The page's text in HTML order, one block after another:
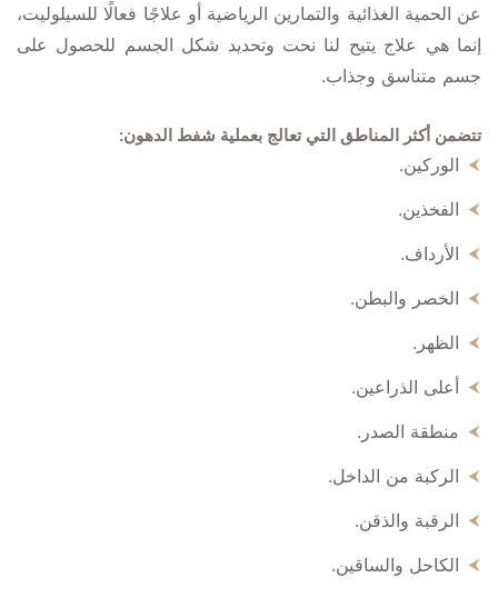
عن الحمية الغذائية والتمارين الرياضية أو علاجًا فعالًا للسيلوليت،
إنما هي علاج يتيح لنا نحت وتحديد شكل الجسم للحصول على
جسم متناسق وجذاب.
تتضمن أكثر المناطق التي تعالج بعملية شفط الدهون:
الوركين.
الفخذين.
الأرداف.
الخصر والبطن.
الظهر.
أعلى الذراعين.
منطقة الصدر.
الركبة من الداخل.
الرقبة والذقن.
الكاحل والساقين.